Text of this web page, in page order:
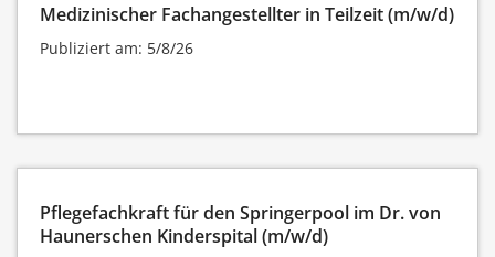
Medizinischer Fachangestellter in Teilzeit (m/w/d)
Publiziert am: 5/8/26
Pflegefachkraft für den Springerpool im Dr. von
Haunerschen Kinderspital (m/w/d)